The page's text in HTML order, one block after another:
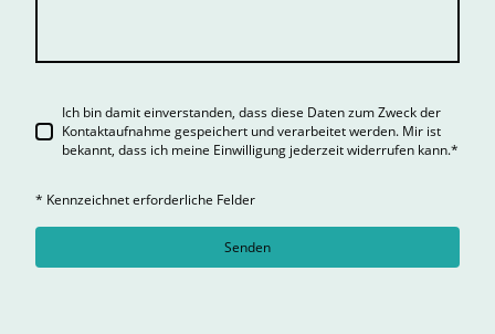
Ich bin damit einverstanden, dass diese Daten zum Zweck der
Kontaktaufnahme gespeichert und verarbeitet werden. Mir ist
bekannt, dass ich meine Einwilligung jederzeit widerrufen kann.*
* Kennzeichnet erforderliche Felder
Senden